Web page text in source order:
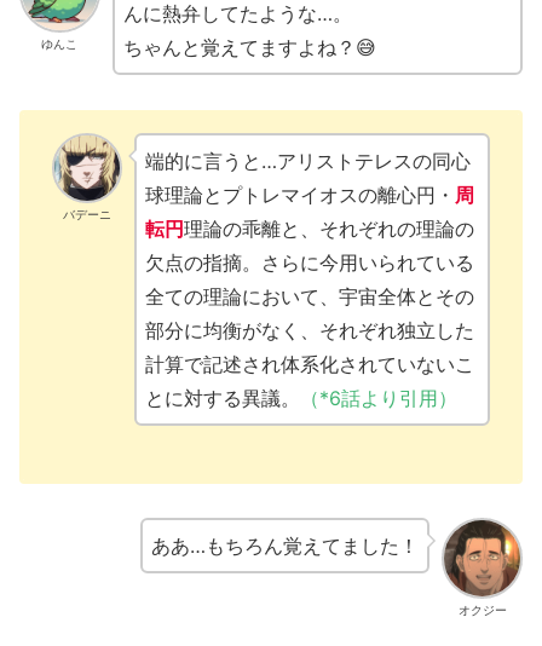
ゆんこ
んに熱弁してたような…。
ちゃんと覚えてますよね？😅
バデーニ
端的に言うと…アリストテレスの同心
球理論とプトレマイオスの離心円・ 周
転円理論の乖離と、それぞれの理論の
欠点の指摘。さらに今用いられている
全ての理論において、宇宙全体とその
部分に均衡がなく、それぞれ独立した
計算で記述され体系化されていないこ
とに対する異議。
（*6話より引用）
オクジー
ああ…もちろん覚えてました！